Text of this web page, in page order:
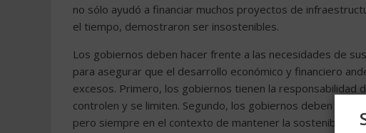
no sólo ayudó a financiar muchos proyectos de
el tiempo, demostraron ser insostenibles.
Los gobiernos deben hacer frente a las necesidades de
para asegurar que el desarrollo económico y financiero
excesos. Primero, los gobiernos tienen la
controlen y se limiten. Segundo, los gobiernos deben
pero siempre en el contexto de mantener la sosteniblidad